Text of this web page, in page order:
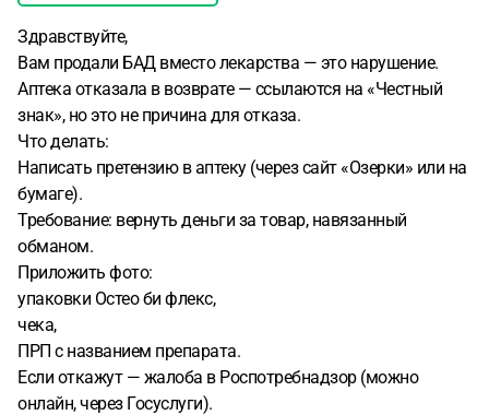
Здравствуйте,
Вам продали БАД вместо лекарства — это нарушение.
Аптека отказала в возврате — ссылаются на «Честный
знак», но это не причина для отказа.
Что делать:
Написать претензию в аптеку (через сайт «Озерки» или на
бумаге).
Требование: вернуть деньги за товар, навязанный
обманом.
Приложить фото:
упаковки Остео би флекс,
чека,
ПРП с названием препарата.
Если откажут — жалоба в Роспотребнадзор (можно
онлайн, через Госуслуги).